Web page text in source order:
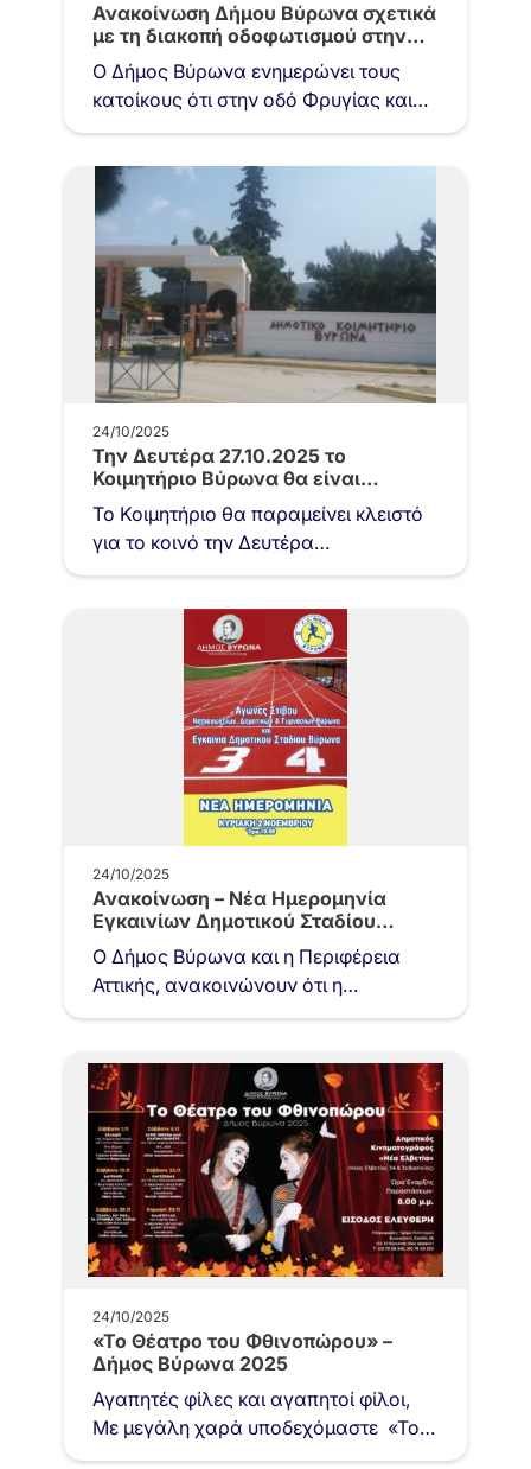
Ανακοίνωση Δήμου Βύρωνα σχετικά
με τη διακοπή οδοφωτισμού στην
οδό…
Ο Δήμος Βύρωνα ενημερώνει τους
κατοίκους ότι στην οδό Φρυγίας και
στις γύρω οδούς παρατηρείται
τελευταίο…
24/10/2025
Την Δευτέρα 27.10.2025 το
Κοιμητήριο Βύρωνα θα είναι
κλειστό από…
Το Κοιμητήριο θα παραμείνει κλειστό
για το κοινό την Δευτέρα
27.10.2025 από τις 15.00 έως το
24/10/2025
Ανακοίνωση – Νέα Ημερομηνία
Εγκαινίων Δημοτικού Σταδίου
Βύρωνα
Ο Δήμος Βύρωνα και η Περιφέρεια
Αττικής, ανακοινώνουν ότι η
αναβληθείσα λόγω δυσμενών
εγκαινίων του ανακατασκευασμένου
Δημοτικού…
24/10/2025
«Το Θέατρο του Φθινοπώρου» –
Δήμος Βύρωνα 2025
Αγαπητές φίλες και αγαπητοί φίλοι,
Με μεγάλη χαρά υποδεχόμαστε «Το
Θέατρο του Φθινοπώρου», ένα